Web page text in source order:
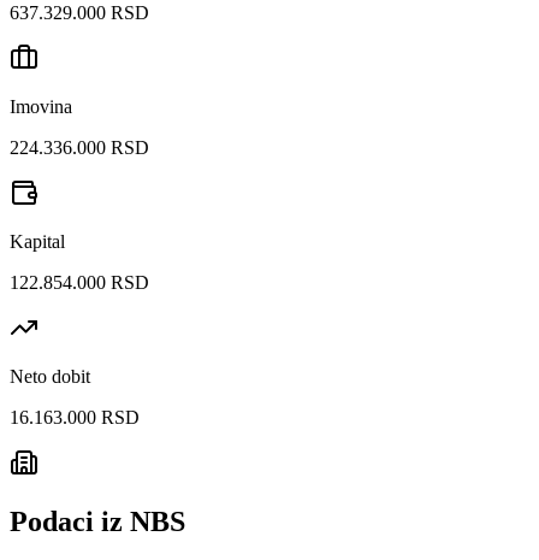
637.329.000 RSD
Imovina
224.336.000 RSD
Kapital
122.854.000 RSD
Neto dobit
16.163.000 RSD
Podaci iz NBS